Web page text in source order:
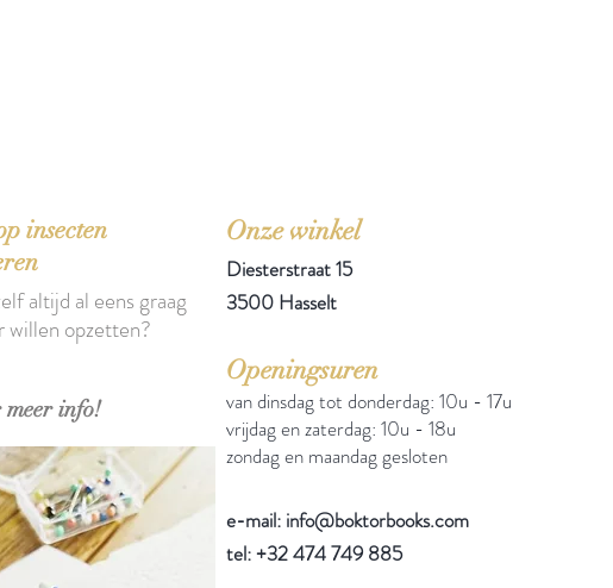
insecten
info!
altijd al eens graag
willen opzetten?
Onze winkel
Diesterstraat 15
3500 Hasselt
Openingsuren
van dinsdag tot donderdag: 10u - 17u
vrijdag en zaterdag: 10u - 18u
zondag en maandag gesloten
e-mail: info@boktorbooks.com
tel: +32 474 749 885